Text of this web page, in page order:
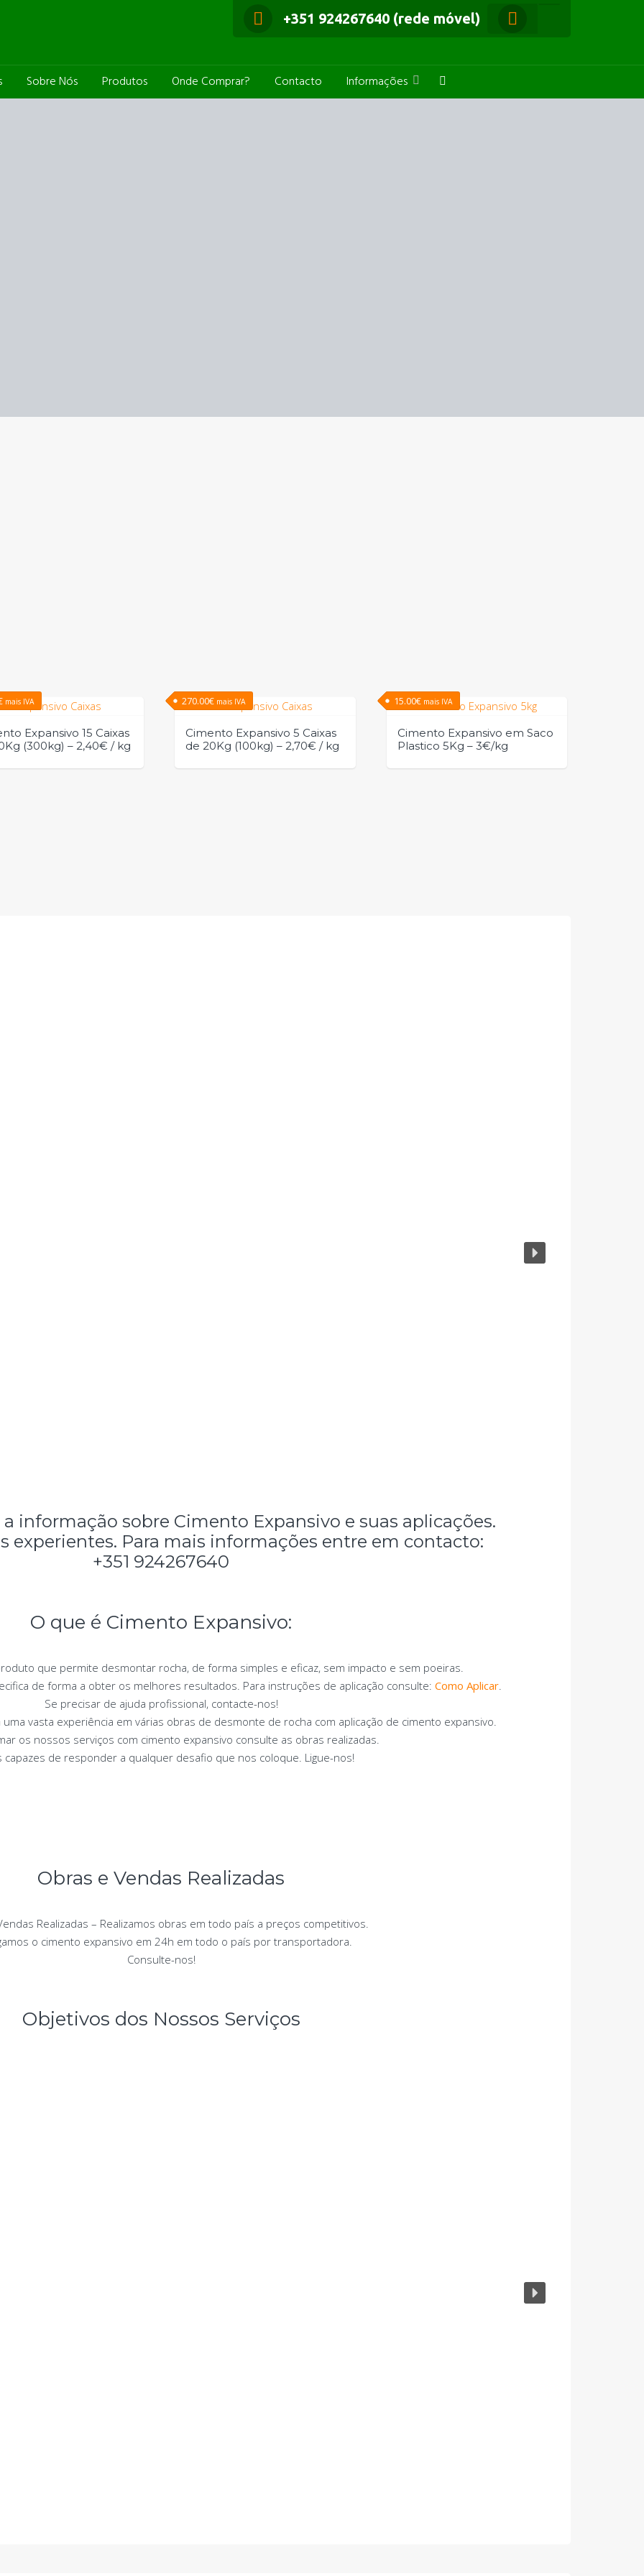
Aqui
+351 924267640 (rede móvel)
Sobre Nós Produtos Onde Comprar? Contacto Informações
Expansivo 15 Caixas
(300kg) – 2,40€ / kg
mais IVA
Cimento Expansivo 5 Caixas
de 20Kg (100kg) – 2,70€ / kg
270.00€ mais IVA
Cimento Expansivo em Saco
Plastico 5Kg – 3€/kg
15.00€ mais IVA
informação sobre Cimento Expansivo e suas aplicações.
experientes. Para mais informações entre em contacto:
+351 924267640
O que é Cimento Expansivo:
que permite desmontar rocha, de forma simples e eficaz, sem impacto e sem poeiras.
de forma a obter os melhores resultados. Para instruções de aplicação consulte: Como Aplicar.
Se precisar de ajuda profissional, contacte-nos!
vasta experiência em várias obras de desmonte de rocha com aplicação de cimento expansivo.
os nossos serviços com cimento expansivo consulte as obras realizadas.
capazes de responder a qualquer desafio que nos coloque. Ligue-nos!
Obras e Vendas Realizadas
Realizadas – Realizamos obras em todo país a preços competitivos.
o cimento expansivo em 24h em todo o país por transportadora.
Consulte-nos!
Objetivos dos Nossos Serviços